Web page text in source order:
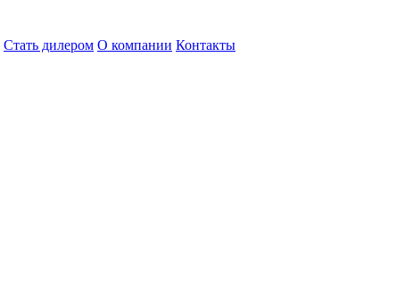
Стать дилером О компании Контакты